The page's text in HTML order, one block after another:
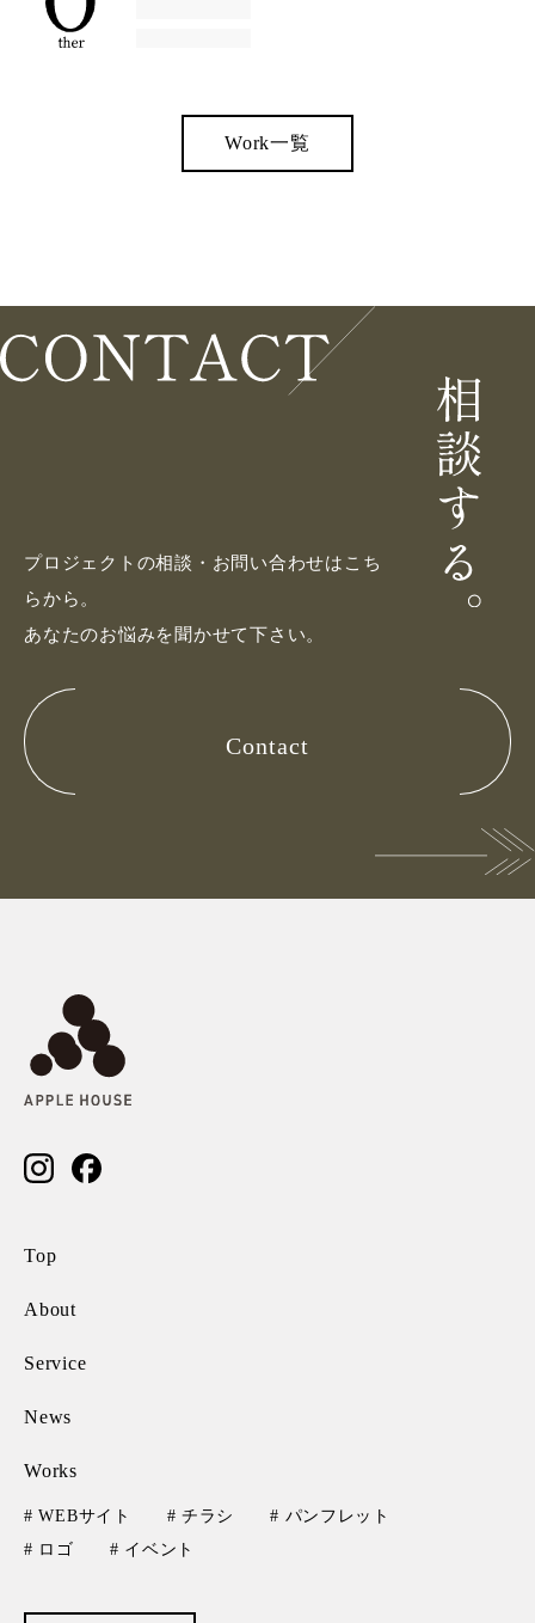
Work一覧
プロジェクトの相談・お問い合わせはこち
らから。
あなたのお悩みを聞かせて下さい。
Contact
Top
About
Service
News
Works
# WEBサイト # チラシ
# パンフレット
# ロゴ
# イベント